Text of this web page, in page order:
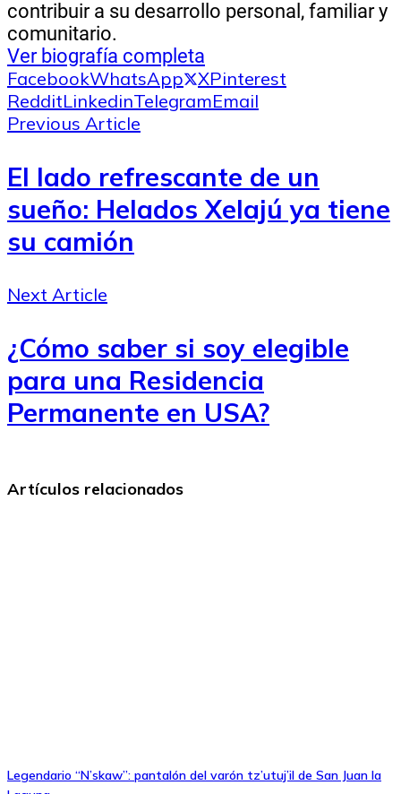
contribuir a su desarrollo personal, familiar y
comunitario.
Ver biografía completa
FacebookWhatsApp XPinterest
RedditLinkedinTelegramEmail
Previous Article
El lado refrescante de un
sueño: Helados Xelajú ya tiene
su camión
Next Article
¿Cómo saber si soy elegible
para una Residencia
Permanente en USA?
Artículos relacionados
Legendario “N’skaw”: pantalón del varón tz’utuj’il de San Juan la